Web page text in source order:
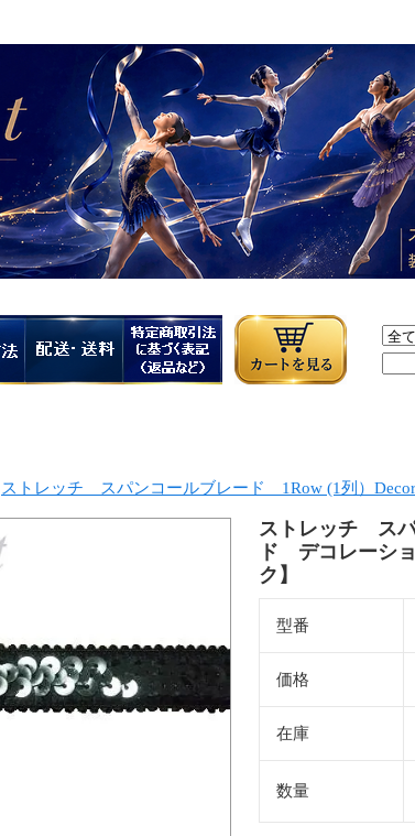
ストレッチ スパンコールブレード 1Row (1列）
ストレッチ ス
ド デコレーシ
ク】
型番
価格
在庫
数量